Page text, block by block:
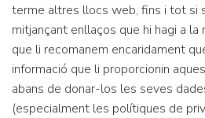
terme altres llocs web, fins i tot si
mitjançant enllaços que hi hagi a
que li recomanem encaridament
informació que li proporcionin
abans de donar-los les seves
(especialment les polítiques de